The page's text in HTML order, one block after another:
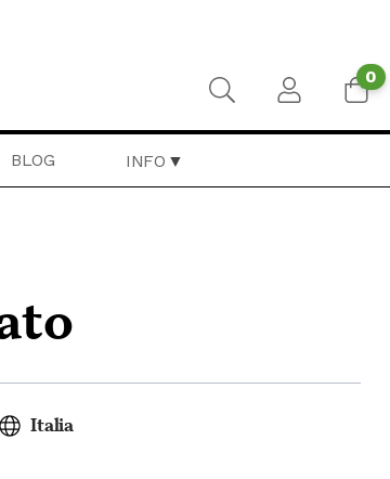
0
BLOG INFO
Italia